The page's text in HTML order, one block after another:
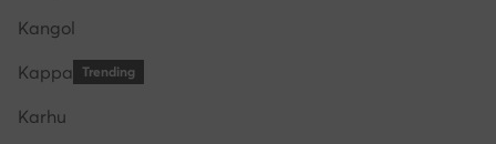
Kangol
Kappa Trending
Karhu